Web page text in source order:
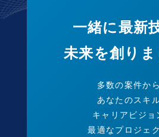
一緒に最新
未来を創りま
多数の案件から
あなたのスキ
キャリアビジョ
最適なプロジェ